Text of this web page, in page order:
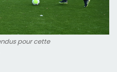
pour cette